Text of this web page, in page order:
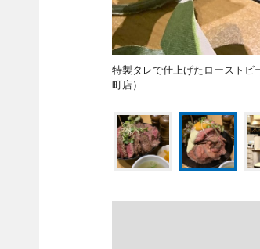
特製タレで仕上げたローストビ
町店）